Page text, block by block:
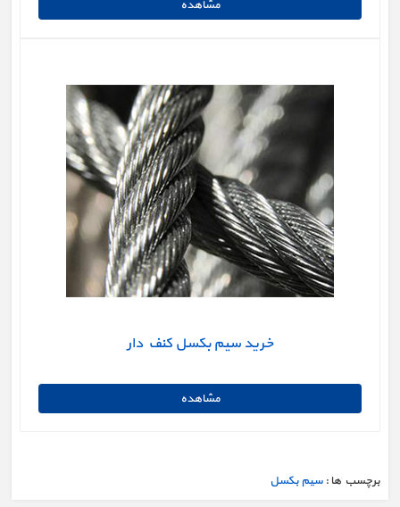
خرید سیم بکسل کنف دار
برچسب ها : سیم بکسل